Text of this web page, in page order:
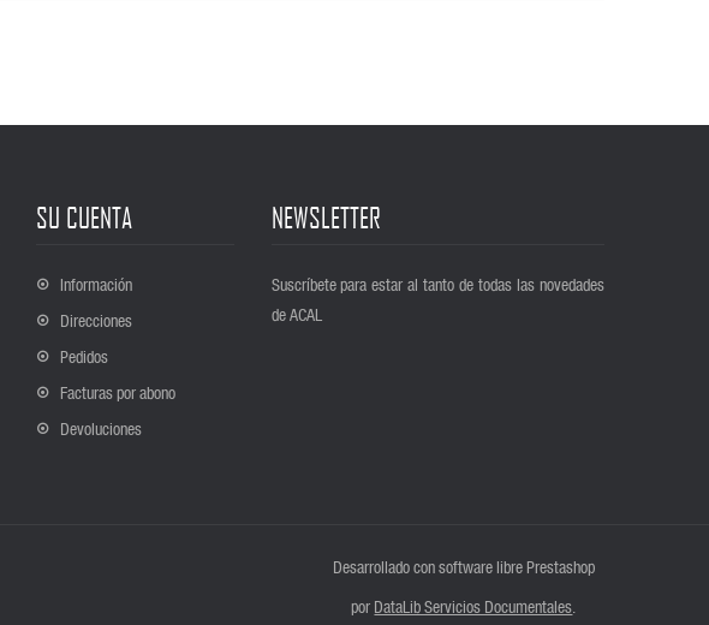
SU CUENTA
Información
Direcciones
Pedidos
Facturas por abono
Devoluciones
NEWSLETTER
Suscríbete para estar al tanto de todas las novedades
de ACAL
Desarrollado con software libre Prestashop
por DataLib Servicios Documentales